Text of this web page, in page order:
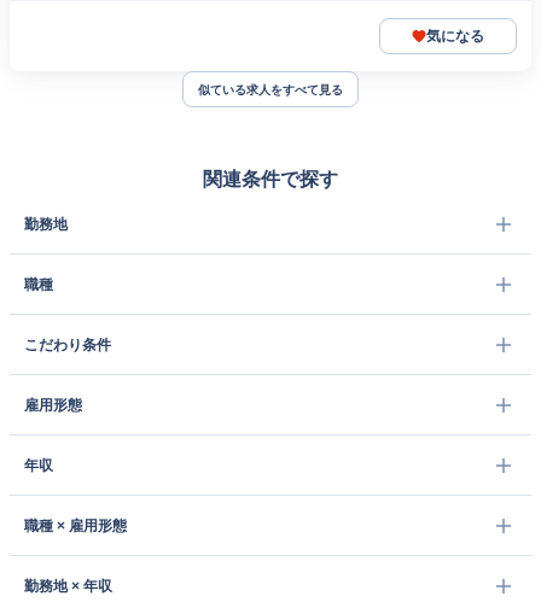
気になる
似ている求人をすべて見る
関連条件で探す
勤務地
職種
こだわり条件
雇用形態
年収
職種 × 雇用形態
勤務地 × 年収